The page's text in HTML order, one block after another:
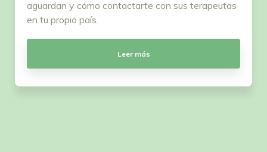
aguardan y cómo contactarte con sus terapeutas
en tu propio país.
Leer más